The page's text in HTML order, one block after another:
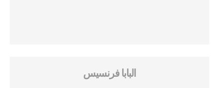
البابا فرنسيس